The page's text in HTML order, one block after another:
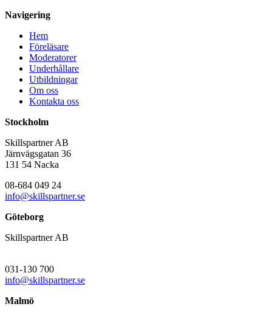
Navigering
Hem
Föreläsare
Moderatorer
Underhållare
Utbildningar
Om oss
Kontakta oss
Stockholm
Skillspartner AB
Järnvägsgatan 36
131 54 Nacka
08-684 049 24
info@skillspartner.se
Göteborg
Skillspartner AB
031-130 700
info@skillspartner.se
Malmö